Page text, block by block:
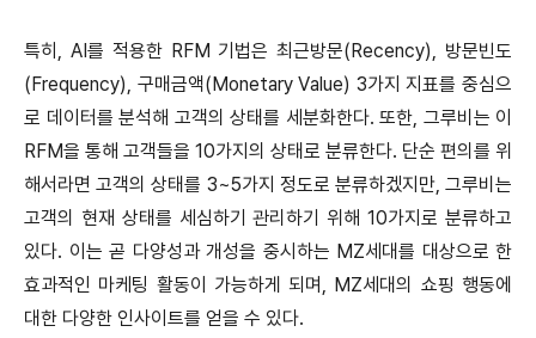
특히, AI를 적용한 RFM 기법은 최근방문(Recency), 방문빈도
(Frequency), 구매금액(Monetary Value) 3가지 지표를 중심으
로 데이터를 분석해 고객의 상태를 세분화한다. 또한, 그루비는 이
RFM을 통해 고객들을 10가지의 상태로 분류한다. 단순 편의를 위
해서라면 고객의 상태를 3~5가지 정도로 분류하겠지만, 그루비는
고객의 현재 상태를 세심하기 관리하기 위해 10가지로 분류하고
있다. 이는 곧 다양성과 개성을 중시하는 MZ세대를 대상으로 한
효과적인 마케팅 활동이 가능하게 되며, MZ세대의 쇼핑 행동에
대한 다양한 인사이트를 얻을 수 있다.